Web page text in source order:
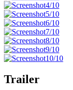
Trailer